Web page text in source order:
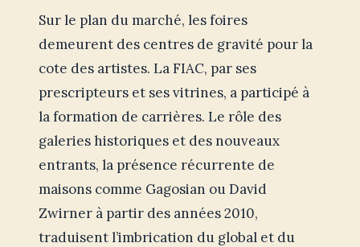
Sur le plan du marché, les foires
demeurent des centres de gravité pour la
cote des artistes. La FIAC, par ses
prescripteurs et ses vitrines, a participé à
la formation de carrières. Le rôle des
galeries historiques et des nouveaux
entrants, la présence récurrente de
maisons comme Gagosian ou David
Zwirner à partir des années 2010,
traduisent l’imbrication du global et du